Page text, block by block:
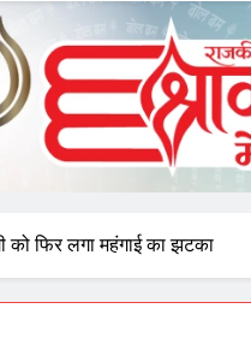
फिर लगा महंगाई का झटका